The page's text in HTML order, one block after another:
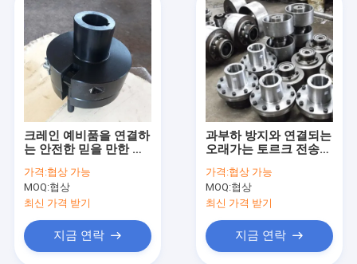
크레인 예비품을 연결하
는 안전한 믿을 만한 탄
가격:협상 가능
MOQ:협상
최신 가격 받기
지금 연락
과부하 방지와 연결되는
오래가는 토르크 전송
가격:협상 가능
MOQ:협상
최신 가격 받기
지금 연락